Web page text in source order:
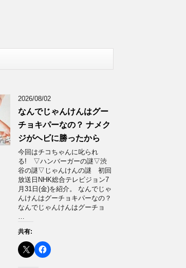
2026/08/02
なんでじゃんけんはグー
チョキパーなの？ ナメク
ジがヘビに勝ったから
今回はチコちゃんに叱られ
る! ▽ハンバーガーの謎▽渋
谷の謎▽じゃんけんの謎 初回
放送日NHK総合テレビジョン7
月31日(金)を紹介。 なんでじゃ
んけんはグーチョキパーなの？
なんでじゃんけんはグーチョ
…
共有: